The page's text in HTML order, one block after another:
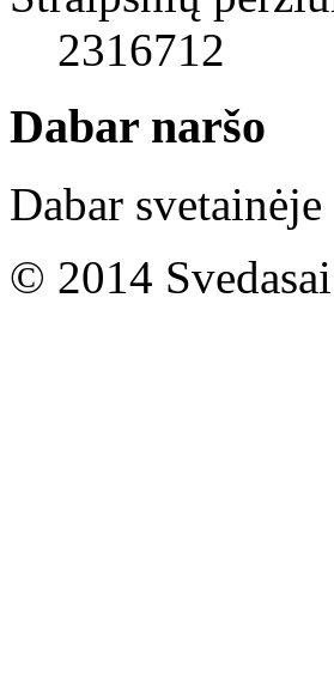
2316712
Dabar naršo
Dabar
© 2014